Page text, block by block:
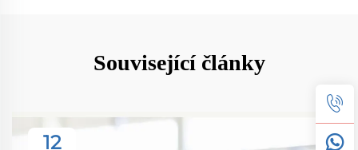
Související články
12